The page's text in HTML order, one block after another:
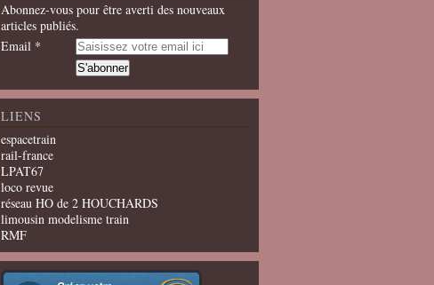
Abonnez-vous pour être averti des nouveaux
articles publiés.
Email
LIENS
espacetrain
rail-france
LPAT67
loco revue
réseau HO de 2 HOUCHARDS
limousin modelisme train
RMF